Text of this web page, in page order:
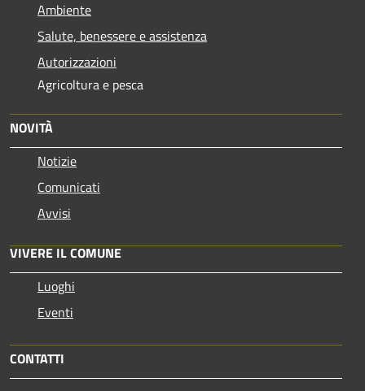
Ambiente
Salute, benessere e assistenza
Autorizzazioni
Agricoltura e pesca
NOVITÀ
Notizie
Comunicati
Avvisi
VIVERE IL COMUNE
Luoghi
Eventi
CONTATTI